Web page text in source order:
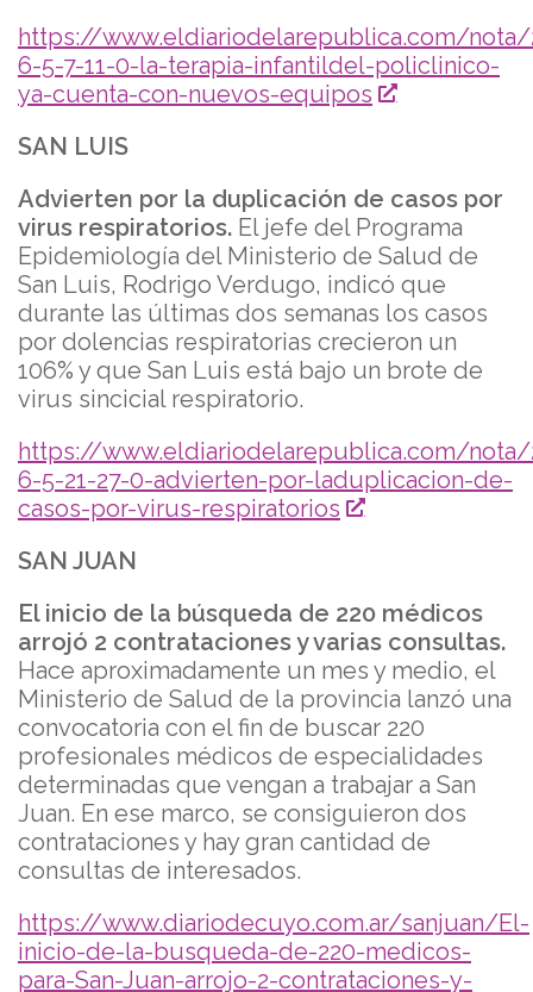
https://www.eldiariodelarepublica.com/nota/
6-5-7-11-0-la-terapia-infantildel-policlinico-
ya-cuenta-con-nuevos-equipos
SAN LUIS
Advierten por la duplicación de casos por
virus respiratorios. El jefe del Programa
Epidemiología del Ministerio de Salud de
San Luis, Rodrigo Verdugo, indicó que
durante las últimas dos semanas los casos
por dolencias respiratorias crecieron un
106% y que San Luis está bajo un brote de
virus sincicial respiratorio.
https://www.eldiariodelarepublica.com/nota/
6-5-21-27-0-advierten-por-laduplicacion-de-
casos-por-virus-respiratorios
SAN JUAN
El inicio de la búsqueda de 220 médicos
arrojó 2 contrataciones y varias consultas.
Hace aproximadamente un mes y medio, el
Ministerio de Salud de la provincia lanzó una
convocatoria con el fin de buscar 220
profesionales médicos de especialidades
determinadas que vengan a trabajar a San
Juan. En ese marco, se consiguieron dos
contrataciones y hay gran cantidad de
consultas de interesados.
https://www.diariodecuyo.com.ar/sanjuan/El-
inicio-de-la-busqueda-de-220-medicos-
para-San-Juan-arrojo-2-contrataciones-y-